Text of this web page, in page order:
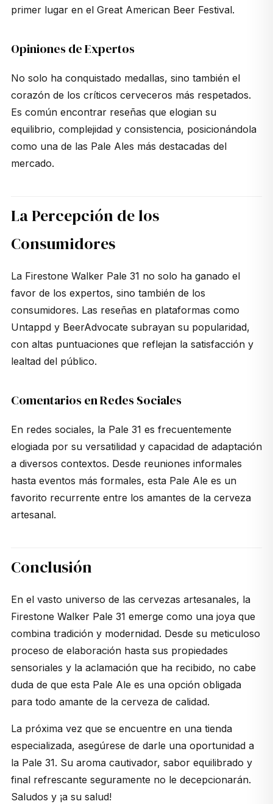
primer lugar en el Great American Beer Festival.
Opiniones de Expertos
No solo ha conquistado medallas, sino también el
corazón de los críticos cerveceros más respetados.
Es común encontrar reseñas que elogian su
equilibrio, complejidad y consistencia, posicionándola
como una de las Pale Ales más destacadas del
mercado.
La Percepción de los
Consumidores
La Firestone Walker Pale 31 no solo ha ganado el
favor de los expertos, sino también de los
consumidores. Las reseñas en plataformas como
Untappd y BeerAdvocate subrayan su popularidad,
con altas puntuaciones que reflejan la satisfacción y
lealtad del público.
Comentarios en Redes Sociales
En redes sociales, la Pale 31 es frecuentemente
elogiada por su versatilidad y capacidad de adaptación
a diversos contextos. Desde reuniones informales
hasta eventos más formales, esta Pale Ale es un
favorito recurrente entre los amantes de la cerveza
artesanal.
Conclusión
En el vasto universo de las cervezas artesanales, la
Firestone Walker Pale 31 emerge como una joya que
combina tradición y modernidad. Desde su meticuloso
proceso de elaboración hasta sus propiedades
sensoriales y la aclamación que ha recibido, no cabe
duda de que esta Pale Ale es una opción obligada
para todo amante de la cerveza de calidad.
La próxima vez que se encuentre en una tienda
especializada, asegúrese de darle una oportunidad a
la Pale 31. Su aroma cautivador, sabor equilibrado y
final refrescante seguramente no le decepcionarán.
Saludos y ¡a su salud!